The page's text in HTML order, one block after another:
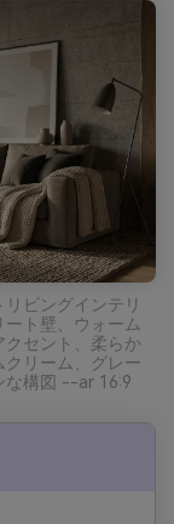
ビングインテリ
ト壁、ウォーム
セント、柔らか
リーム、グレー
な構図 --ar 16:9